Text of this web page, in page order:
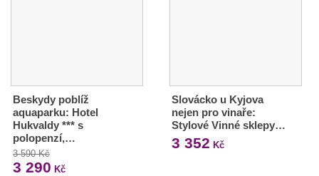
Beskydy poblíž
aquaparku: Hotel
Hukvaldy *** s
polopenzí,…
3 590 Kč
3 290 Kč
Slovácko u Kyjova
nejen pro vinaře:
Stylové Vinné sklepy…
3 352 Kč